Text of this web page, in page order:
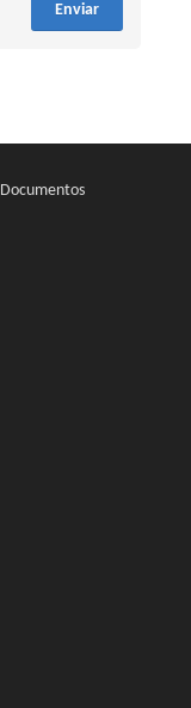
Enviar
Documentos